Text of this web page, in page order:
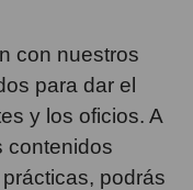
con nuestros
para dar el
y los oficios. A
contenidos
podrás